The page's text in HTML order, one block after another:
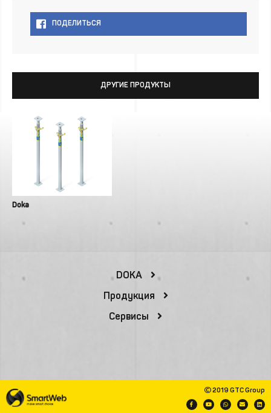
ПОДЕЛИТЬСЯ
ДРУГИЕ ПРОДУКТЫ
Doka
DOKA
Продукция
Сервисы
2019 GTC Group